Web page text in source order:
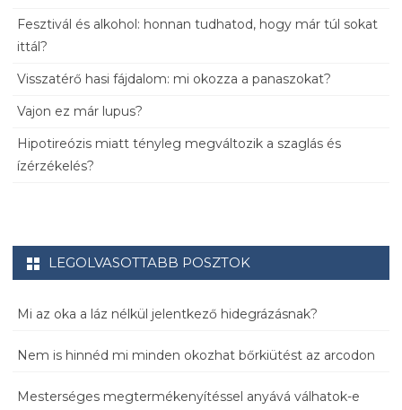
Fesztivál és alkohol: honnan tudhatod, hogy már túl sokat
ittál?
Visszatérő hasi fájdalom: mi okozza a panaszokat?
Vajon ez már lupus?
Hipotireózis miatt tényleg megváltozik a szaglás és
ízérzékelés?
LEGOLVASOTTABB POSZTOK
Mi az oka a láz nélkül jelentkező hidegrázásnak?
Nem is hinnéd mi minden okozhat bőrkiütést az arcodon
Mesterséges megtermékenyítéssel anyává válhatok-e